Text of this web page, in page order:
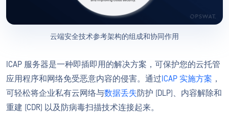
云端安全技术参考架构的组成和协同作用
ICAP 服务器是一种即插即用的解决方案，可保护您的云托管
应用程序和网络免受恶意内容的侵害。通过 ICAP 实施方案 ，
可轻松将企业私有云网络与数据丢失防护 (DLP)、内容解除和
重建 (CDR) 以及防病毒扫描技术连接起来。